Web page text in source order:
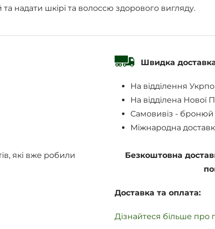
надати шкірі та волоссю здорового вигляду.
які вже робили
Швидка
На відділення
На відділена Нової
Самовивіз -
Міжнародна
Безкоштовна
Доставка та оплата:
Дізнайтеся більше про